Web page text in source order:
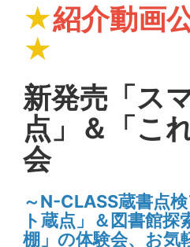
★紹介動画
★
新発売「ス
点」＆「こ
会
～N-CLASS蔵書点
ト蔵点」＆図書館
棚」の体験会、お気